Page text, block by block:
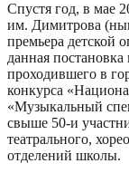
Спустя год, в мае
им. Димитрова
премьера детской
данная
проходившего в
конкурса
«Музыкальный
свыше 50-и
театрального,
отделений школы.